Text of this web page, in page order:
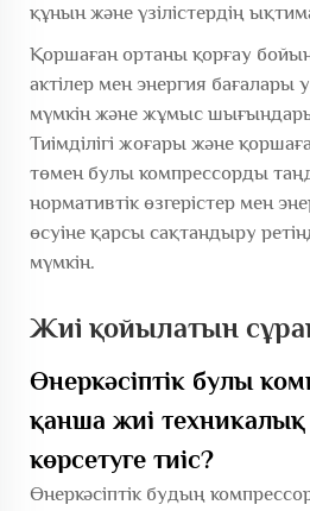
құнын және үзілістердің
Қоршаған ортаны қорғау
актілер мен энергия бағалары
мүмкін және жұмыс
Тиімділігі жоғары және
төмен булы компрессорды
нормативтік өзгерістер мен
өсуіне қарсы сақтандыру
мүмкін.
Жиі қойылатын
Өнеркәсіптік булы
қанша жиі
көрсетуге тиіс?
Өнеркәсіптік будың